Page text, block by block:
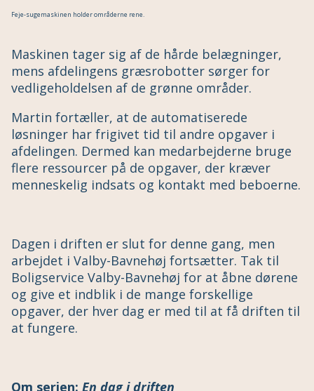
Feje-sugemaskinen holder områderne rene.
Maskinen tager sig af de hårde belægninger,
mens afdelingens græsrobotter sørger for
vedligeholdelsen af de grønne områder.
Martin fortæller, at de automatiserede
løsninger har frigivet tid til andre opgaver i
afdelingen. Dermed kan medarbejderne bruge
flere ressourcer på de opgaver, der kræver
menneskelig indsats og kontakt med beboerne.
Dagen i driften er slut for denne gang, men
arbejdet i Valby-Bavnehøj fortsætter. Tak til
Boligservice Valby-Bavnehøj for at åbne dørene
og give et indblik i de mange forskellige
opgaver, der hver dag er med til at få driften til
at fungere.
Om serien: En dag i driften